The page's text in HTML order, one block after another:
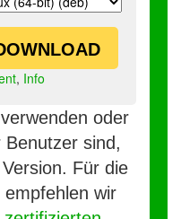
, Info
oder
sind,
Für die
wir